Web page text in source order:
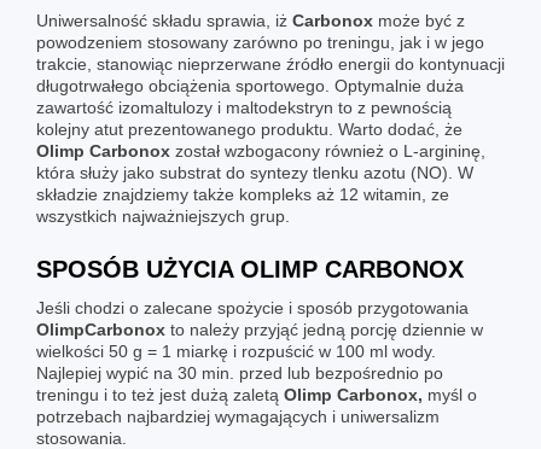
Uniwersalność składu sprawia, iż Carbonox może być z
powodzeniem stosowany zarówno po treningu, jak i w jego
trakcie, stanowiąc nieprzerwane źródło energii do kontynuacji
długotrwałego obciążenia sportowego. Optymalnie duża
zawartość izomaltulozy i maltodekstryn to z pewnością
kolejny atut prezentowanego produktu. Warto dodać, że
Olimp Carbonox został wzbogacony również o L-argininę,
która służy jako substrat do syntezy tlenku azotu (NO). W
składzie znajdziemy także kompleks aż 12 witamin, ze
wszystkich najważniejszych grup.
SPOSÓB UŻYCIA OLIMP CARBONOX
Jeśli chodzi o zalecane spożycie i sposób przygotowania
OlimpCarbonox to należy przyjąć jedną porcję dziennie w
wielkości 50 g = 1 miarkę i rozpuścić w 100 ml wody.
Najlepiej wypić na 30 min. przed lub bezpośrednio po
treningu i to też jest dużą zaletą Olimp Carbonox, myśl o
potrzebach najbardziej wymagających i uniwersalizm
stosowania.